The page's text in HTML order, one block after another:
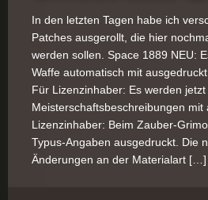
In den letzten Tagen habe ich
Patches ausgerollt, die hier
werden sollen. Space 1889 NEU:
Waffe automatisch mit
Für Lizenzinhaber: Es werden
Meisterschaftsbeschreibungen mit
Lizenzinhaber: Beim Zauber-
Typus-Angaben ausgedruckt. Die
Änderungen an der Materialart […]